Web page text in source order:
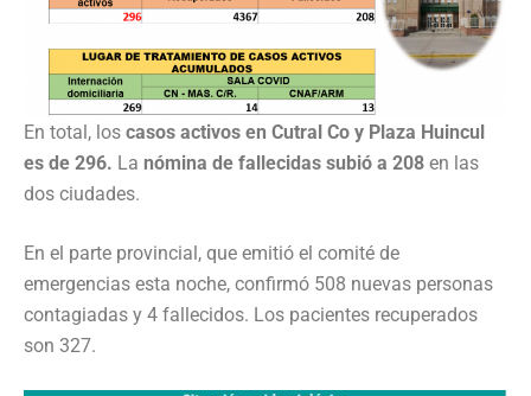
En total, los casos activos en Cutral Co y Plaza Huincul
es de 296. La nómina de fallecidas subió a 208 en las
dos ciudades.
En el parte provincial, que emitió el comité de
emergencias esta noche, confirmó 508 nuevas personas
contagiadas y 4 fallecidos. Los pacientes recuperados
son 327.